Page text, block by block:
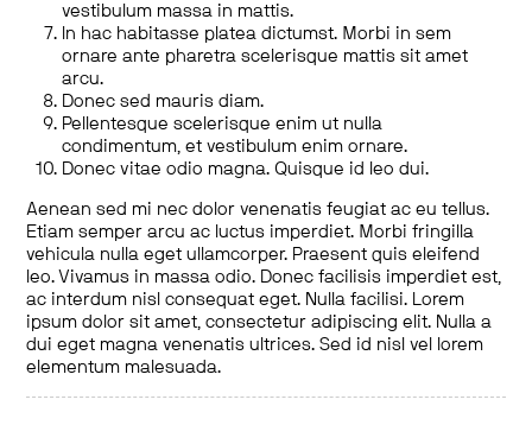
vestibulum massa in mattis.
In hac habitasse platea dictumst. Morbi in sem
ornare ante pharetra scelerisque mattis sit amet
arcu.
Donec sed mauris diam.
Pellentesque scelerisque enim ut nulla
condimentum, et vestibulum enim ornare.
Donec vitae odio magna. Quisque id leo dui.
Aenean sed mi nec dolor venenatis feugiat ac eu tellus.
Etiam semper arcu ac luctus imperdiet. Morbi fringilla
vehicula nulla eget ullamcorper. Praesent quis eleifend
leo. Vivamus in massa odio. Donec facilisis imperdiet est,
ac interdum nisl consequat eget. Nulla facilisi. Lorem
ipsum dolor sit amet, consectetur adipiscing elit. Nulla a
dui eget magna venenatis ultrices. Sed id nisl vel lorem
elementum malesuada.